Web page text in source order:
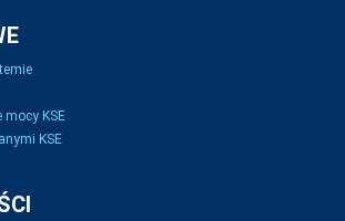
mocy KSE
KSE